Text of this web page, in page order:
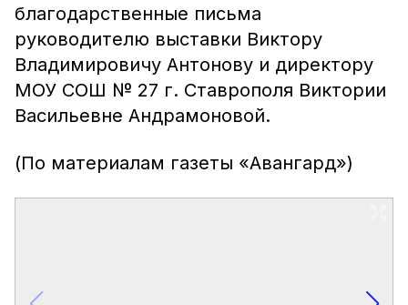
благодарственные письма
руководителю выставки Виктору
Владимировичу Антонову и директору
МОУ СОШ № 27 г. Ставрополя Виктории
Васильевне Андрамоновой.
(По материалам газеты «Авангард»)